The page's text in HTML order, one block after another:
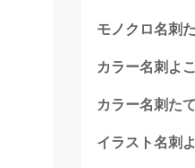
モノクロ名刺
カラー名刺よ
カラー名刺た
イラスト名刺